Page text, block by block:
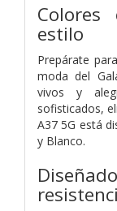
estilo
Prepárate
moda del
vivos y
sofisticados,
A37 5G está
y Blanco.